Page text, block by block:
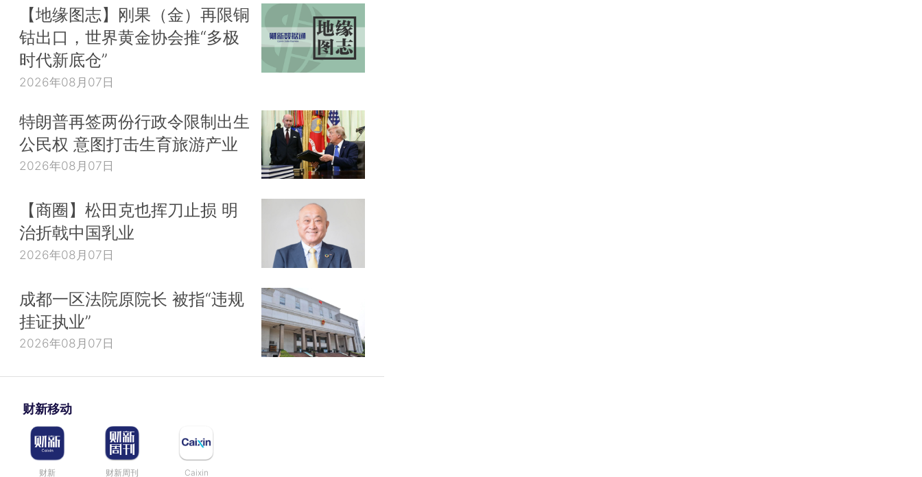
【地缘图志】刚果（金）再限铜
钴出口，世界黄金协会推“多极
时代新底仓”
2026年08月07日
特朗普再签两份行政令限制出生
公民权 意图打击生育旅游产业
2026年08月07日
【商圈】松田克也挥刀止损 明
治折戟中国乳业
2026年08月07日
成都一区法院原院长 被指“违规
挂证执业”
2026年08月07日
财新移动
财新 财新周刊 Caixin